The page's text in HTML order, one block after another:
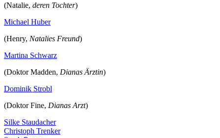
(Natalie, deren Tochter)
Michael Huber
(Henry, Natalies Freund)
Martina Schwarz
(Doktor Madden, Dianas Ärztin)
Dominik Strobl
(Doktor Fine, Dianas Arzt)
Silke Staudacher
Christoph Trenker